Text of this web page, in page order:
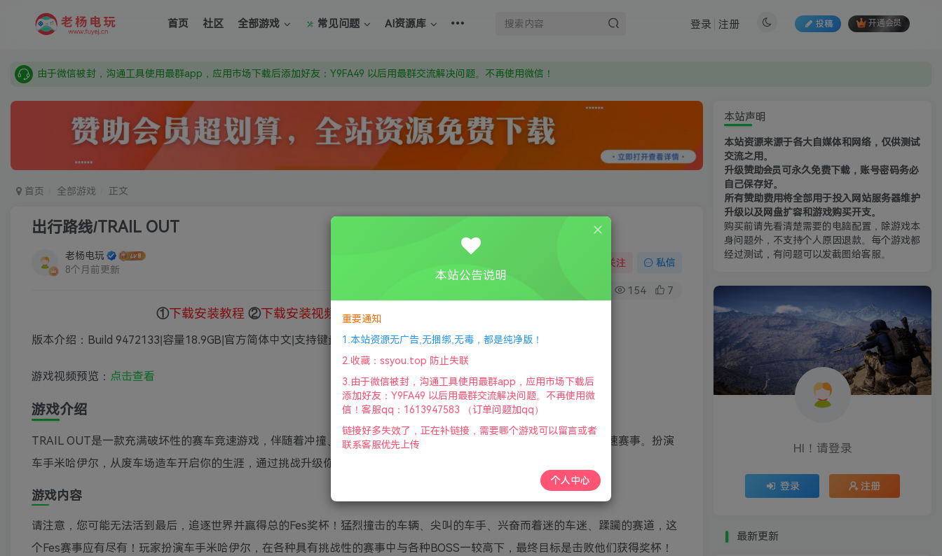
首页 社区 全部游戏 常见问题 AI资源库 投稿 开通会员
登录 注册
需要什么游戏请联系客服，若链接失效请联系客服，百度网盘边上的激活码也是解压密码
由于微信被封，沟通工具使用最群app，应用市场下载后添加好友：Y9FA49 以后用最群交流解决问题。不再使用微信！
首页 全部游戏 正文
出行路线/TRAIL OUT
老杨电玩
8个月前更新
关注 私信
154 7
①下载安装教程 ②下载安装视频教程 ③
版本介绍：Build 9472133|容量18.9GB|官方简体中文|支持键盘.鼠标.手柄|2022年9月8号更新
游戏视频预览： 点击查看
游戏介绍
TRAIL OUT是一款充满破坏性的赛车竞速游戏，伴随着冲撞、爆破来到火花四溅、碎片飞舞的赛道，加入这场玩命竞速赛事。扮演
车手米哈伊尔，从废车场造车开启你的生涯，通过挑战升级你的赛车，还有许多不同的模式等你尝试。
游戏内容
请注意，您可能无法活到最后，追逐世界并赢得总的Fes奖杯！猛烈撞击的车辆、尖叫的车手、兴奋而着迷的车迷、蹂躏的赛道，这
个Fes赛事应有尽有！玩家扮演车手米哈伊尔，在各种具有挑战性的赛事中与各种BOSS一较高下，最终目标是击败他们获得奖杯！
本站声明
本站资源来源于各大自媒体和网络，仅供测试
交流之用。
升级赞助会员可永久免费下载，账号密码务必
自己保存好。
所有赞助费用将全部用于投入网站服务器维护
升级以及网盘扩容和游戏购买开支。
购买前请先看清楚需要的电脑配置，除游戏本
身问题外，不支持个人原因退款。每个游戏都
经过测试，有问题可以发截图给客服。
HI！请登录
登录 注册
最新更新
本站公告说明
重要通知
1.本站资源无广告,无捆绑,无毒，都是纯净版！
2.收藏：ssyou.top 防止失联
3.由于微信被封，沟通工具使用最群app，应用市场下载后
添加好友：Y9FA49 以后用最群交流解决问题。不再使用微
信！客服qq：1613947583 （订单问题加qq）
链接好多失效了，正在补链接，需要哪个游戏可以留言或者
联系客服优先上传
个人中心